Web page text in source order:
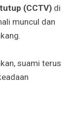
(CCTV) di
muncul dan
suami terus